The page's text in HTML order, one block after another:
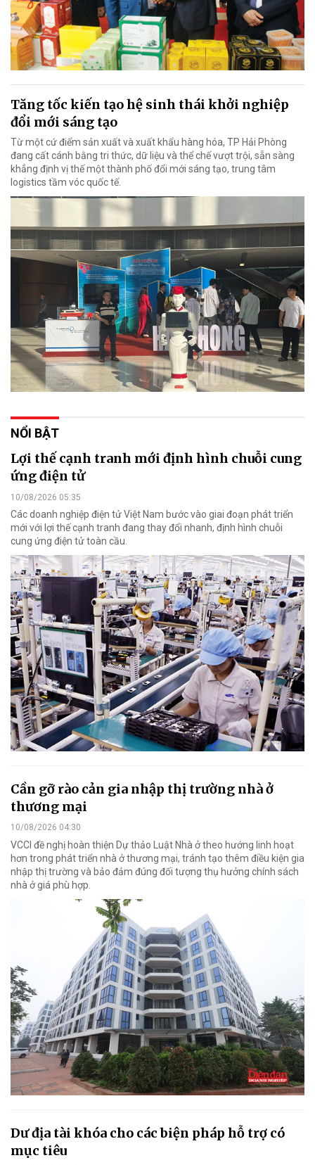
Tăng tốc kiến tạo hệ sinh thái khởi nghiệp
đổi mới sáng tạo
Từ một cứ điểm sản xuất và xuất khẩu hàng hóa, TP Hải Phòng
đang cất cánh bằng tri thức, dữ liệu và thể chế vượt trội, sẵn sàng
khẳng định vị thế một thành phố đổi mới sáng tạo, trung tâm
logistics tầm vóc quốc tế.
NỔI BẬT
Lợi thế cạnh tranh mới định hình chuỗi cung
ứng điện tử
10/08/2026 05:35
Các doanh nghiệp điện tử Việt Nam bước vào giai đoạn phát triển
mới với lợi thế cạnh tranh đang thay đổi nhanh, định hình chuỗi
cung ứng điện tử toàn cầu.
Cần gỡ rào cản gia nhập thị trường nhà ở
thương mại
10/08/2026 04:30
VCCI đề nghị hoàn thiện Dự thảo Luật Nhà ở theo hướng linh hoạt
hơn trong phát triển nhà ở thương mại, tránh tạo thêm điều kiện gia
nhập thị trường và bảo đảm đúng đối tượng thụ hưởng chính sách
nhà ở giá phù hợp.
Dư địa tài khóa cho các biện pháp hỗ trợ có
mục tiêu